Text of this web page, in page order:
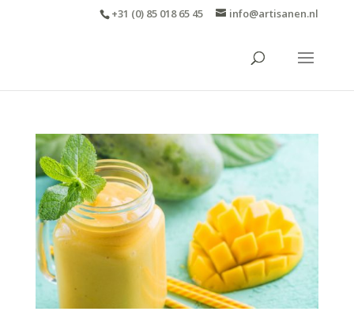
+31 (0) 85 018 65 45 info@artisanen.nl